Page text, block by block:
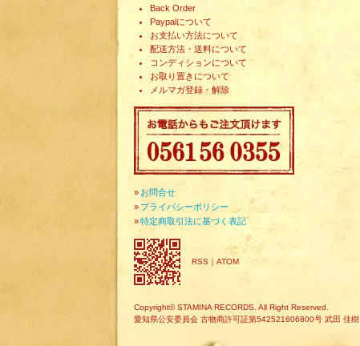
Back Order
Paypalについて
お支払い方法について
配送方法・送料について
コンディションについて
お取り置きについて
メルマガ登録・解除
» お問合せ
» プライバシーポリシー
»特定商取引法に基づく表記
RSS ｜ ATOM
Copyright© STAMINA RECORDS. All Right Reserved.
愛知県公安委員会 古物商許可証第542521606800号 武田 佳樹